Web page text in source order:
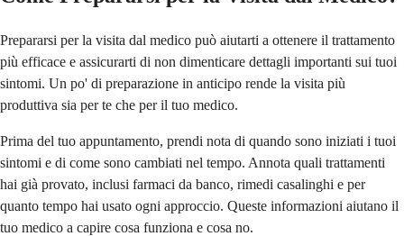
Prepararsi per la visita dal medico può aiutarti a ottenere il trattamento
più efficace e assicurarti di non dimenticare dettagli importanti sui tuoi
sintomi. Un po' di preparazione in anticipo rende la visita più
produttiva sia per te che per il tuo medico.
Prima del tuo appuntamento, prendi nota di quando sono iniziati i tuoi
sintomi e di come sono cambiati nel tempo. Annota quali trattamenti
hai già provato, inclusi farmaci da banco, rimedi casalinghi e per
quanto tempo hai usato ogni approccio. Queste informazioni aiutano il
tuo medico a capire cosa funziona e cosa no.